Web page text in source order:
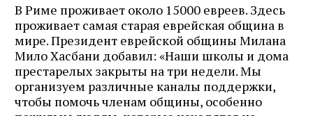
В Риме проживает около 15000 евреев. Здесь
проживает самая старая еврейская община в
мире. Президент еврейской общины Милана
Мило Хасбани добавил: «Наши школы и дома
престарелых закрыты на три недели. Мы
организуем различные каналы поддержки,
чтобы помочь членам общины, особенно